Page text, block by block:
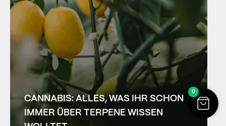
CANNABIS: ALLES, WAS IHR SCHON
IMMER ÜBER TERPENE WISSEN
0